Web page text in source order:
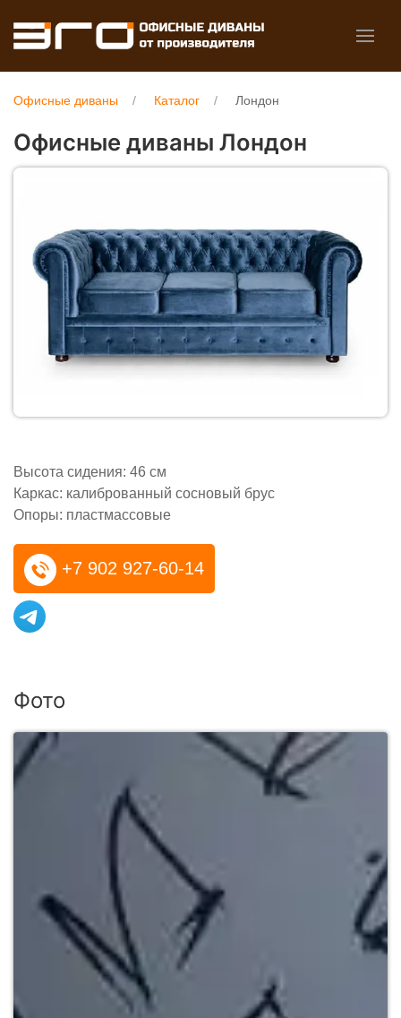
Офисные диваны Каталог Лондон
Офисные диваны Лондон
Высота сидения: 46 см
Каркас: калиброванный сосновый брус
Опоры: пластмассовые
+7 902 927-60-14
Фото